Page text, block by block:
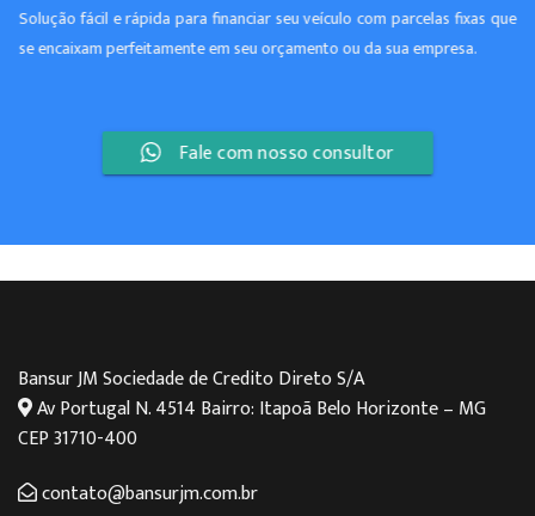
Solução fácil e rápida para financiar seu veículo com parcelas fixas que
se encaixam perfeitamente em seu orçamento ou da sua empresa.
Fale com nosso consultor
Bansur JM Sociedade de Credito Direto S/A
Av Portugal N. 4514 Bairro: Itapoã Belo Horizonte – MG
CEP 31710-400
contato@bansurjm.com.br